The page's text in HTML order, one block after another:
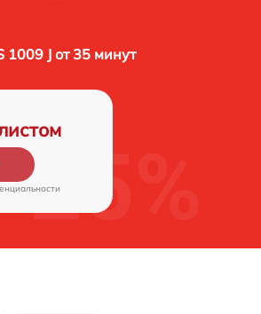
1009 J от 35 минут